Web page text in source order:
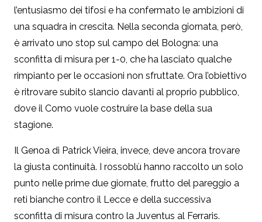
l’entusiasmo dei tifosi e ha confermato le ambizioni di
una squadra in crescita. Nella seconda giornata, però,
è arrivato uno stop sul campo del Bologna: una
sconfitta di misura per 1-0, che ha lasciato qualche
rimpianto per le occasioni non sfruttate. Ora l’obiettivo
è ritrovare subito slancio davanti al proprio pubblico,
dove il Como vuole costruire la base della sua
stagione.
Il Genoa di Patrick Vieira, invece, deve ancora trovare
la giusta continuità. I rossoblù hanno raccolto un solo
punto nelle prime due giornate, frutto del pareggio a
reti bianche contro il Lecce e della successiva
sconfitta di misura contro la Juventus al Ferraris.